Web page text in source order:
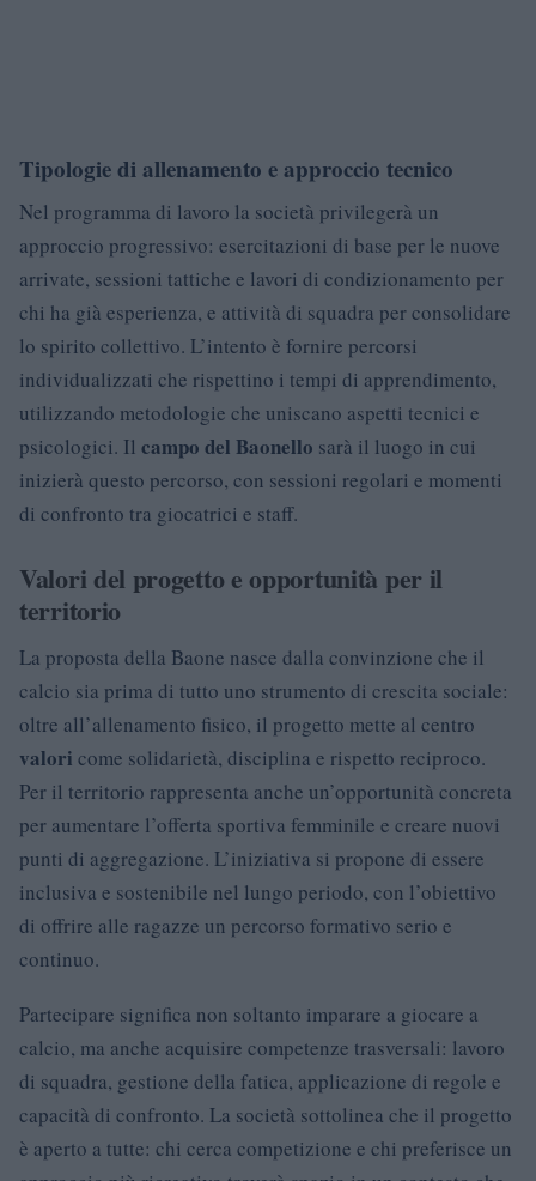
Tipologie di allenamento e approccio tecnico
Nel programma di lavoro la società privilegerà un
approccio progressivo: esercitazioni di base per le nuove
arrivate, sessioni tattiche e lavori di condizionamento per
chi ha già esperienza, e attività di squadra per consolidare
lo spirito collettivo. L’intento è fornire percorsi
individualizzati che rispettino i tempi di apprendimento,
utilizzando metodologie che uniscano aspetti tecnici e
psicologici. Il campo del Baonello sarà il luogo in cui
inizierà questo percorso, con sessioni regolari e momenti
di confronto tra giocatrici e staff.
Valori del progetto e opportunità per il
territorio
La proposta della Baone nasce dalla convinzione che il
calcio sia prima di tutto uno strumento di crescita sociale:
oltre all’allenamento fisico, il progetto mette al centro
valori come solidarietà, disciplina e rispetto reciproco.
Per il territorio rappresenta anche un’opportunità concreta
per aumentare l’offerta sportiva femminile e creare nuovi
punti di aggregazione. L’iniziativa si propone di essere
inclusiva e sostenibile nel lungo periodo, con l’obiettivo
di offrire alle ragazze un percorso formativo serio e
continuo.
Partecipare significa non soltanto imparare a giocare a
calcio, ma anche acquisire competenze trasversali: lavoro
di squadra, gestione della fatica, applicazione di regole e
capacità di confronto. La società sottolinea che il progetto
è aperto a tutte: chi cerca competizione e chi preferisce un